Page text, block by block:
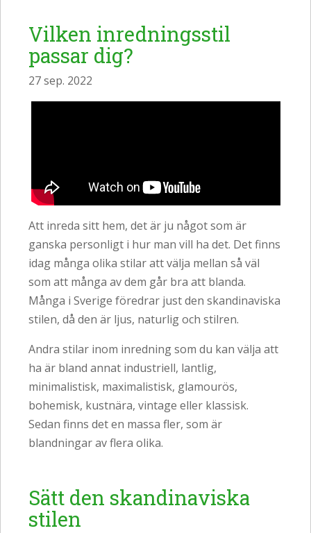
Vilken inredningsstil
passar dig?
27 sep. 2022
Att inreda sitt hem, det är ju något som är
ganska personligt i hur man vill ha det. Det finns
idag många olika stilar att välja mellan så väl
som att många av dem går bra att blanda.
Många i Sverige föredrar just den skandinaviska
stilen, då den är ljus, naturlig och stilren.
Andra stilar inom inredning som du kan välja att
ha är bland annat industriell, lantlig,
minimalistisk, maximalistisk, glamourös,
bohemisk, kustnära, vintage eller klassisk.
Sedan finns det en massa fler, som är
blandningar av flera olika.
Sätt den skandinaviska
stilen